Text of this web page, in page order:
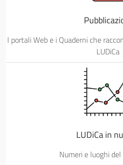
I portali Web e i Quaderni che
LUDiCa
LUDiCa in
Numeri e luoghi